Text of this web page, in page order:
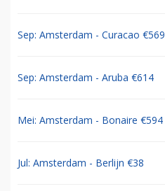
Sep: Amsterdam - Curacao €569
Sep: Amsterdam - Aruba €614
Mei: Amsterdam - Bonaire €594
Jul: Amsterdam - Berlijn €38